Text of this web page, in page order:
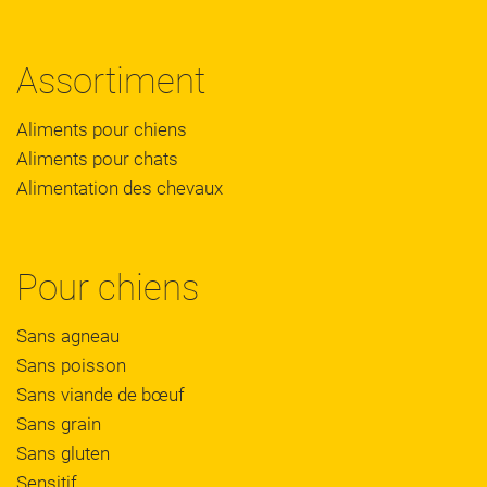
Assortiment
Aliments pour chiens
Aliments pour chats
Alimentation des chevaux
Pour chiens
Sans agneau
Sans poisson
Sans viande de bœuf
Sans grain
Sans gluten
Sensitif